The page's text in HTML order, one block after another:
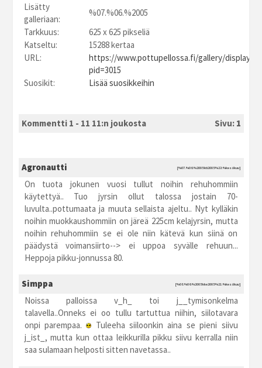
Lisätty
galleriaan:
%07.%06.%2005
Tarkkuus:
625 x 625 pikseliä
Katseltu:
15288 kertaa
URL:
https://www.pottupellossa.fi/gallery/
pid=3015
Suosikit:
Lisää suosikkeihin
Kommentti 1 - 11 11:n joukosta Sivu: 1
Agronautti [%07.%06.%2005 kti2005 %23:%kesäkuu]
On tuota jokunen vuosi tullut noihin rehuhommiin
käytettyä.. Tuo jyrsin ollut talossa jostain 70-
luvulta..pottumaata ja muuta sellaista ajeltu.. Nyt kylläkin
noihin muokkaushommiin on järeä 225cm kelajyrsin, mutta
noihin rehuhommiin se ei ole niin kätevä kun siinä on
päädystä voimansiirto--> ei uppoa syvälle rehuun...
Heppoja pikku-jonnussa 80.
Simppa [%08.%06.%2005 kke2005 %21:%kesäkuu]
Noissa palloissa v_h_ toi j__tymisonkelma
talavella..Onneks ei oo tullu tartuttua niihin, siilotavara
onpi parempaa.
Tuleeha siiloonkin aina se pieni siivu
j_ist_, mutta kun ottaa leikkurilla pikku siivu kerralla niin
saa sulamaan helposti sitten navetassa..